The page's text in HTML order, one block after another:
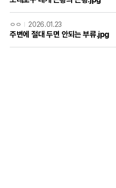
ㅇㅇ 2026.01.23
주변에 절대 두면 안되는 부류.jpg